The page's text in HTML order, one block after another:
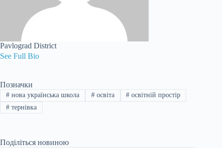
Pavlograd District
See Full Bio
Позначки
#нова українська школа #освіта # освітній простір
#тернівка
Поділіться новиною